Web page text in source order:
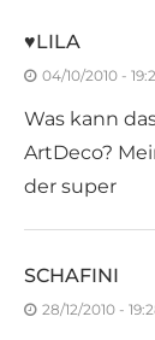
♥LILA
04/10/2010 -
Was kann
ArtDeco?
der super
SCHAFINI
28/12/2010 -